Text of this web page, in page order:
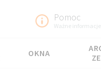
Pomoc
Ważne informacje
OKNA